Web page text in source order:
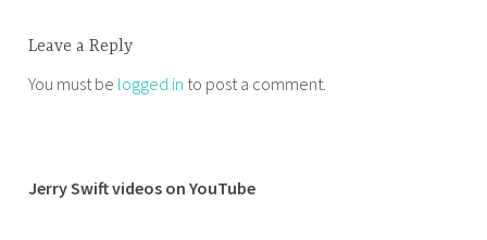
Leave a Reply
You must be logged in to post a comment.
Jerry Swift videos on YouTube